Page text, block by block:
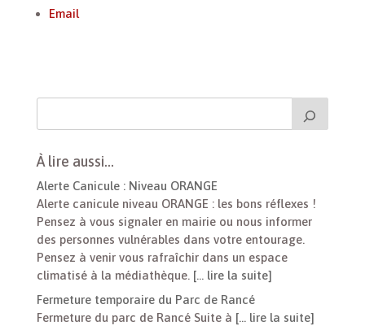
Email
À lire aussi…
Alerte Canicule : Niveau ORANGE
Alerte canicule niveau ORANGE : les bons réflexes !
Pensez à vous signaler en mairie ou nous informer
des personnes vulnérables dans votre entourage.
Pensez à venir vous rafraîchir dans un espace
climatisé à la médiathèque. [… lire la suite]
Fermeture temporaire du Parc de Rancé
Fermeture du parc de Rancé Suite à [… lire la suite]